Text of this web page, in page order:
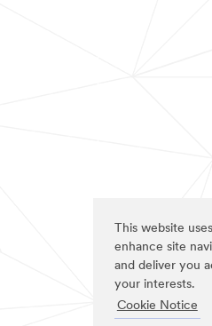
This website
enhance site
and deliver you
your interests.
Cookie Notice